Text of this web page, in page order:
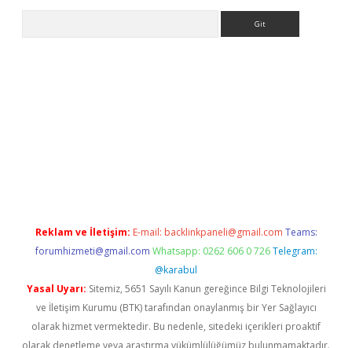
Reklam ve İletişim: E-mail: backlinkpaneli@gmail.com Teams:
forumhizmeti@gmail.com Whatsapp: 0262 606 0 726 Telegram:
@karabul
Yasal Uyarı: Sitemiz, 5651 Sayılı Kanun gereğince Bilgi Teknolojileri
ve İletişim Kurumu (BTK) tarafından onaylanmış bir Yer Sağlayıcı
olarak hizmet vermektedir. Bu nedenle, sitedeki içerikleri proaktif
olarak denetleme veya araştırma yükümlülüğümüz bulunmamaktadır.